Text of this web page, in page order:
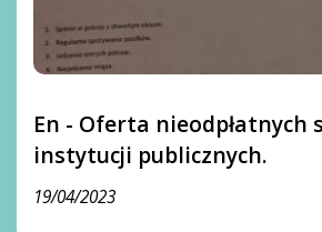
En - Oferta nieodpłatnych
instytucji publicznych.
19/04/2023